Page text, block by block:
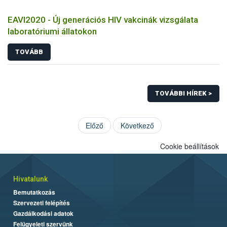
EAVI2020 - Új generációs HIV vakcinák vizsgálata
laboratóriumi állatokon
TOVÁBB
TOVÁBBI HÍREK >
Előző Következő
Cookie beállítások
Hivatalunk
Bemutatkozás
Szervezeti felépítés
Gazdálkodási adatok
Felügyeleti szervünk